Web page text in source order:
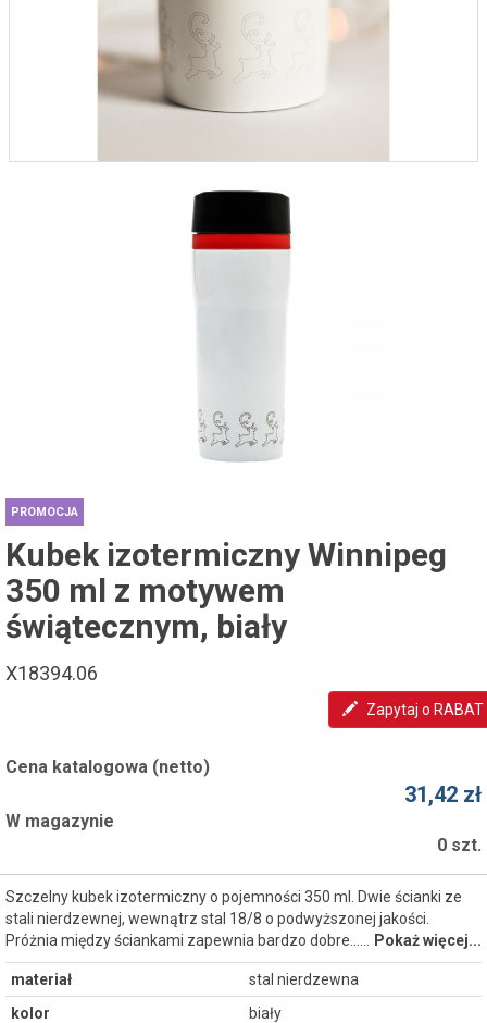
PROMOCJA
Kubek izotermiczny Winnipeg
350 ml z motywem
świątecznym, biały
X18394.06
Zapytaj o RABAT
Cena katalogowa (netto)
31,42 zł
W magazynie
0 szt.
Szczelny kubek izotermiczny o pojemności 350 ml. Dwie ścianki ze
stali nierdzewnej, wewnątrz stal 18/8 o podwyższonej jakości.
Próżnia między ściankami zapewnia bardzo dobre...…
Pokaż więcej...
materiał
stal nierdzewna
kolor
biały